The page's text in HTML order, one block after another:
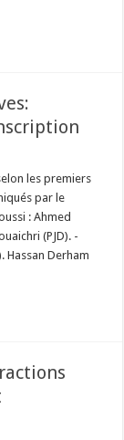
les premiers
par le
: Ahmed
(PJD). -
Hassan Derham